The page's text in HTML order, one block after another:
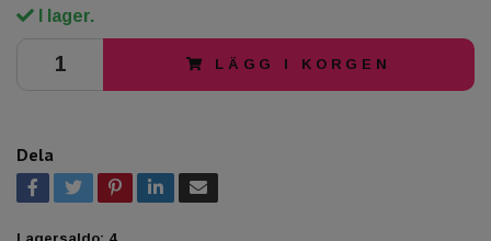
I lager.
LÄGG I KORGEN
Dela